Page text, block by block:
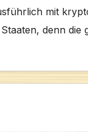
mit
denn